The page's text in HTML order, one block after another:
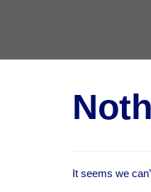
It seems we